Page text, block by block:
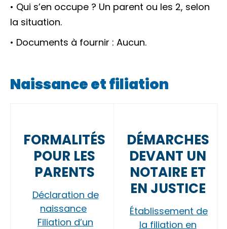
• Qui s’en occupe ? Un parent ou les 2, selon
la situation.
• Documents à fournir : Aucun.
Naissance et filiation
FORMALITÉS
POUR LES
PARENTS
Déclaration de
naissance
Filiation d’un
DÉMARCHES
DEVANT UN
NOTAIRE ET
EN JUSTICE
Établissement de
la filiation en